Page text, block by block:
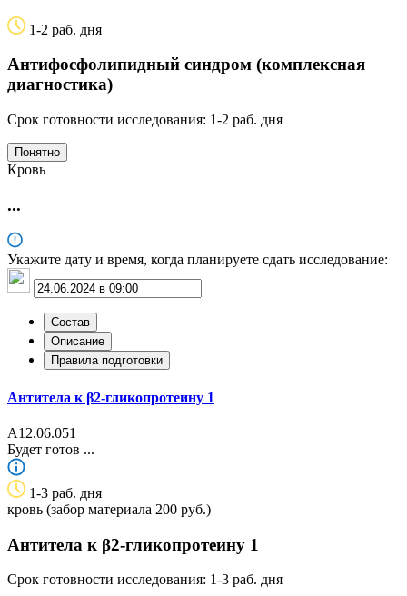
1-2 раб. дня
Антифосфолипидный синдром (комплексная
диагностика)
Срок готовности исследования: 1-2 раб. дня
Понятно
Кровь
...
Укажите дату и время, когда планируете сдать исследование:
Состав
Описание
Правила подготовки
Антитела к β2-гликопротеину 1
A12.06.051
Будет готов ...
1-3 раб. дня
кровь (забор материала 200 руб.)
Антитела к β2-гликопротеину 1
Срок готовности исследования: 1-3 раб. дня